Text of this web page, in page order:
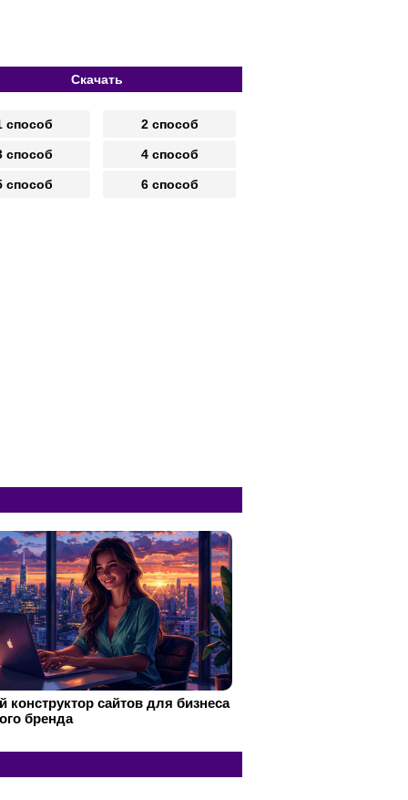
Скачать
способ 2 способ
способ 4 способ
способ 6 способ
конструктор сайтов для бизнеса
бренда